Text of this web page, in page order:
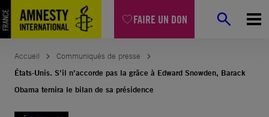
FAIRE UN DON
Aller
au
contenu
Accueil
Communiqués de presse
États-Unis. S’il n’accorde pas la grâce à Edward Snowden, Barack
Obama ternira le bilan de sa présidence